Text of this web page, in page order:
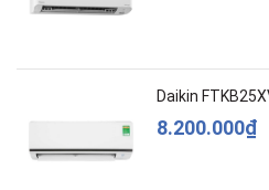
8.200.000₫